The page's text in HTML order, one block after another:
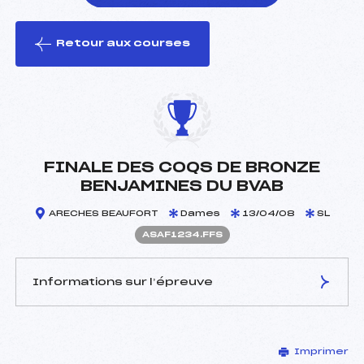
le ski
Retour aux courses
FINALE DES COQS DE BRONZE
BENJAMINES DU BVAB
ARECHES BEAUFORT Dames 13/04/08 SL
ASAF1234.FFS
Informations sur l’épreuve
AVOCAT JEAN (SA)
Imprimer